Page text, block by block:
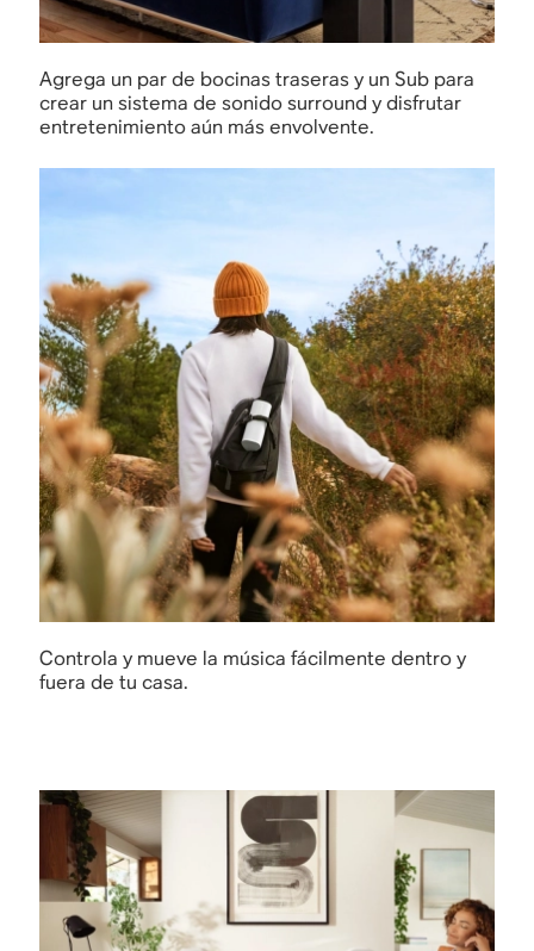
Agrega un par de bocinas traseras y un Sub para
crear un sistema de sonido surround y disfrutar
entretenimiento aún más envolvente.
Controla y mueve la música fácilmente dentro y
fuera de tu casa.